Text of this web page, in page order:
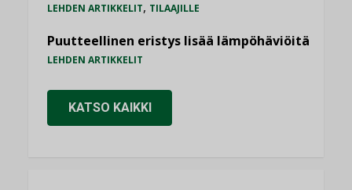
LEHDEN ARTIKKELIT, TILAAJILLE
Puutteellinen eristys lisää lämpöhäviöitä
LEHDEN ARTIKKELIT
KATSO KAIKKI